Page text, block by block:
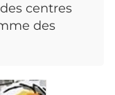
centres
des